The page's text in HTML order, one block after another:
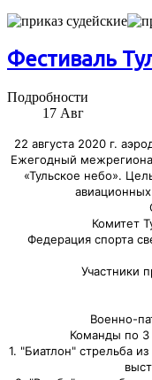
Фестиваль
Подробности
17 Авг
22 августа 2020 г.
Ежегодный
«Тульское небо».
Комитет
Федерация спорта
Участники
Военно-
Команды по 3
1. "Биатлон" стрельба